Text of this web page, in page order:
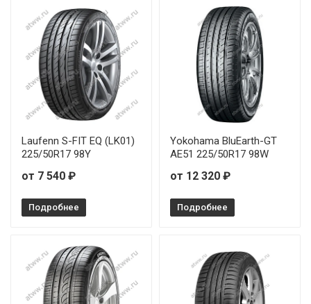
GoodYear Efficientgrip Performance 225/55R16 95V
GoodYear Efficientgrip Performance 225/55R16 95W
GoodYear Efficientgrip Performance 225/60R16 102W
Laufenn S-FIT EQ (LK01)
225/50R17 98Y
от 7 540 ₽
Подробнее
Yokohama BluEarth-GT
AE51 225/50R17 98W
от 12 320 ₽
Подробнее